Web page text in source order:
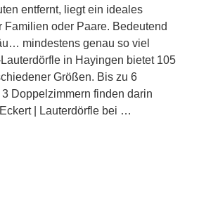
entfernt, liegt ein ideales
Familien oder Paare. Bedeutend
mindestens genau so viel
in Hayingen bietet 105
Größen. Bis zu 6
Doppelzimmern finden darin
| Lauterdörfle bei …